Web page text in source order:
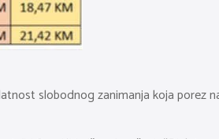
slobodnog zanimanja koja porez